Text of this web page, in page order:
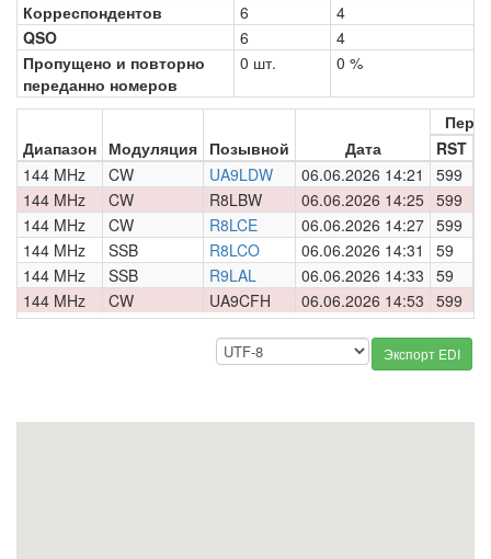
Корреспондентов
6
4
QSO
6
4
Пропущено и повторно
переданно номеров
0 шт. 0 %
Диапазон Модуляция Позывной Дата
RST
144 MHz
CW UA9LDW 06.06.2026 14:21 599
144 MHz
CW R8LBW 06.06.2026 14:25 599
144 MHz
CW R8LCE 06.06.2026 14:27 599
144 MHz
SSB R8LCO 06.06.2026 14:31 59
144 MHz
SSB R9LAL 06.06.2026 14:33 59
144 MHz
CW UA9CFH 06.06.2026 14:53 599
Экспорт EDI